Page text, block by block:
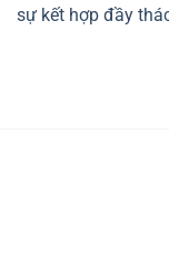
sự kết hợp đầy